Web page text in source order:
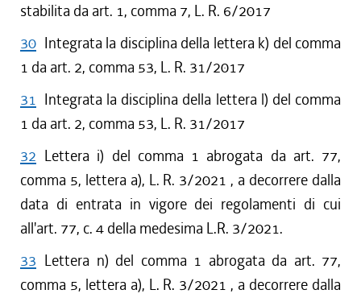
stabilita da art. 1, comma 7, L. R. 6/2017
30 Integrata la disciplina della lettera k) del comma
1 da art. 2, comma 53, L. R. 31/2017
31 Integrata la disciplina della lettera l) del comma
1 da art. 2, comma 53, L. R. 31/2017
32 Lettera i) del comma 1 abrogata da art. 77,
comma 5, lettera a), L. R. 3/2021 , a decorrere dalla
data di entrata in vigore dei regolamenti di cui
all'art. 77, c. 4 della medesima L.R. 3/2021.
33 Lettera n) del comma 1 abrogata da art. 77,
comma 5, lettera a), L. R. 3/2021 , a decorrere dalla